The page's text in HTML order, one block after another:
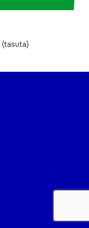
(tasuta)